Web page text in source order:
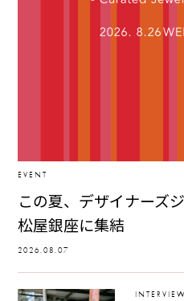
EVENT
この夏、デザイナーズ
松屋銀座に集結
2026.08.07
INTERVIEW